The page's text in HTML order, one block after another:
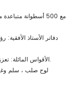
-الأقواس المائلة: تعزز الاستقرار الجانبي للبناء على ارتفاعات عالية ومعقدة.